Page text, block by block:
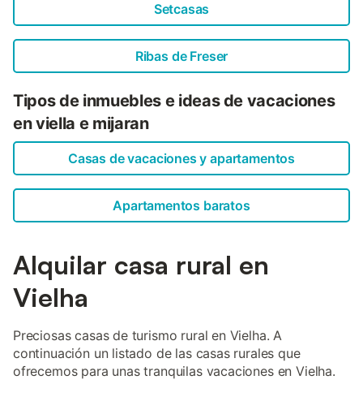
Setcasas
Ribas de Freser
Tipos de inmuebles e ideas de vacaciones
en viella e mijaran
Casas de vacaciones y apartamentos
Apartamentos baratos
Alquilar casa rural en
Vielha
Preciosas casas de turismo rural en Vielha. A
continuación un listado de las casas rurales que
ofrecemos para unas tranquilas vacaciones en Vielha.